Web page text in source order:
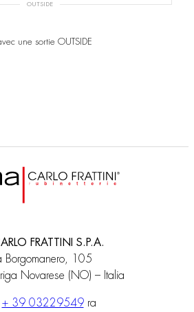
OUTSIDE
une sortie OUTSIDE
FRATTINI S.P.A.
Borgomanero, 105
Novarese (NO) – Italia
+ 39 03229549ra